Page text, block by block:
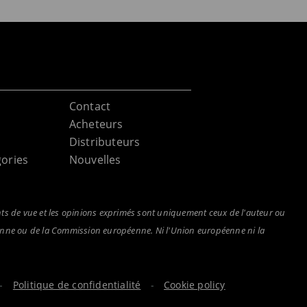
Contact
Acheteurs
Distributeurs
Nouvelles
de vue et les opinions exprimés sont uniquement ceux de l'auteur ou
ou de la Commission européenne. Ni l'Union européenne ni la
- Politique de confidentialité - Cookie policy